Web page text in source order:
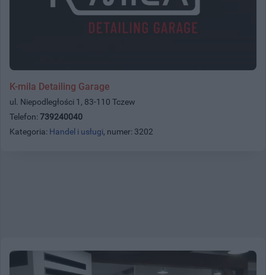
K-mila Detailing Garage
ul. Niepodległości 1, 83-110 Tczew
Telefon: 739240040
Kategoria: Handel i usługi, numer: 3202